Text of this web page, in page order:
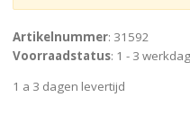
Artikelnummer: 31592
Voorraadstatus: 1 - 3
1 a 3 dagen levertijd